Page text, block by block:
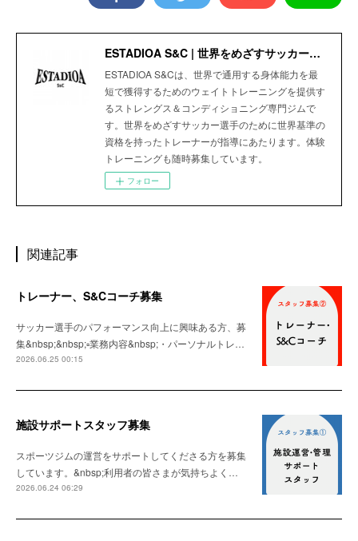
ESTADIOA S&C | 世界をめざすサッカー選手のためのStrength＆Conditioning Gym
ESTADIOA S&Cは、世界で通用する身体能力を最
短で獲得するためのウェイトトレーニングを提供す
るストレングス＆コンディショニング専門ジムで
す。世界をめざすサッカー選手のために世界基準の
資格を持ったトレーナーが指導にあたります。体験
トレーニングも随時募集しています。
フォロー
関連記事
トレーナー、S&Cコーチ募集
サッカー選手のパフォーマンス向上に興味ある方、募
集&nbsp;&nbsp;▫️業務内容&nbsp;・パーソナルトレ…
2026.06.25 00:15
施設サポートスタッフ募集
スポーツジムの運営をサポートしてくださる方を募集
しています。&nbsp;利用者の皆さまが気持ちよく…
2026.06.24 06:29